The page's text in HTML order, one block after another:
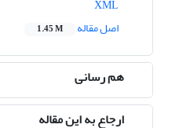
اصل مقاله
1.45 M
هم رسانی
ارجاع به این مقاله